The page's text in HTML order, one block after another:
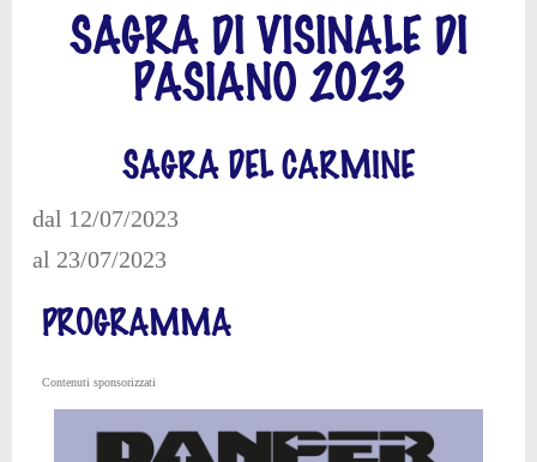
SAGRA DI VISINALE DI
PASIANO 2023
SAGRA DEL CARMINE
dal 12/07/2023
al 23/07/2023
PROGRAMMA
Contenuti sponsorizzati